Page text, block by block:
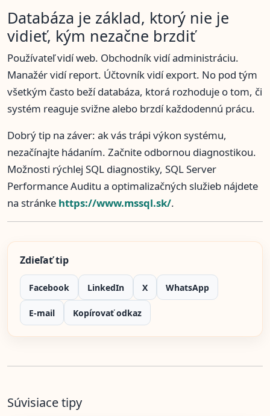
Databáza je základ, ktorý nie je
vidieť, kým nezačne brzdiť
Používateľ vidí web. Obchodník vidí administráciu.
Manažér vidí report. Účtovník vidí export. No pod tým
všetkým často beží databáza, ktorá rozhoduje o tom, či
systém reaguje svižne alebo brzdí každodennú prácu.
Dobrý tip na záver: ak vás trápi výkon systému,
nezačínajte hádaním. Začnite odbornou diagnostikou.
Možnosti rýchlej SQL diagnostiky, SQL Server
Performance Auditu a optimalizačných služieb nájdete
na stránke https://www.mssql.sk/.
Zdieľať tip
Facebook LinkedIn X WhatsApp
E-mail Kopírovať odkaz
Súvisiace tipy